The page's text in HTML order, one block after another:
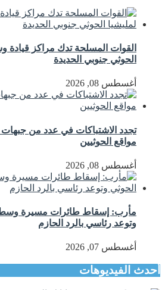
القوات المسلحة تدك مراكز قيادة
الحوثي جنوبي الحديدة
أغسطس 08, 2026
تجدد الاشتباكات في عدد من
مواقع الحوثيين
أغسطس 08, 2026
مأرب: إسقاط طائرات مسيرة وسط
وتوعد رئاسي بالرد الحازم
أغسطس 07, 2026
أحدث الفيديوهات